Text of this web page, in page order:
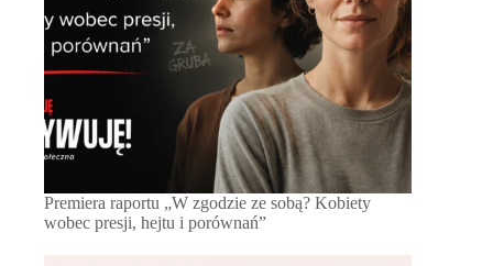
Premiera raportu „W zgodzie ze sobą? Kobiety
wobec presji, hejtu i porównań”